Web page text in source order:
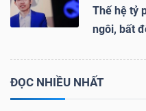
Thế hệ tỷ
ngôi, bất
ĐỌC NHIỀU NHẤT